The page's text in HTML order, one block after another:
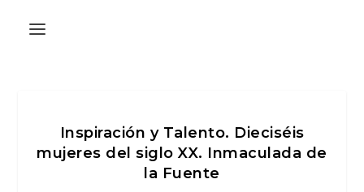
Inspiración y Talento. Dieciséis
mujeres del siglo XX. Inmaculada de
la Fuente